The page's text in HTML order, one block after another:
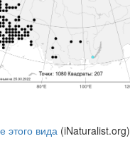
этого вида (iNaturalist.org)